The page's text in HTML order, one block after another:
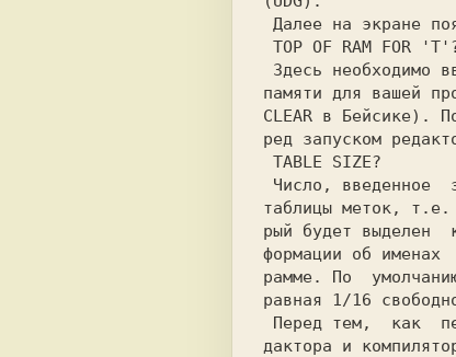
памяти для вашей
CLEAR в Бейсике).
таблицы меток,
рый будет выделен
формации об именах
рамме. По
равная 1/16
дактора и